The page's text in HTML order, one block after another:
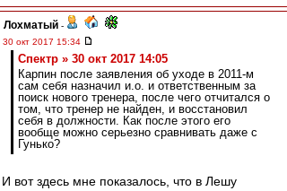
Лохматый -
30 окт 2017 15:34
Спектр » 30 окт 2017 14:05
Карпин после заявления об уходе в 2011-м
сам себя назначил и.о. и ответственным за
поиск нового тренера, после чего отчитался о
том, что тренер не найден, и восстановил
себя в должности. Как после этого его
вообще можно серьезно сравнивать даже с
Гунько?
И вот здесь мне показалось, что в Лешу